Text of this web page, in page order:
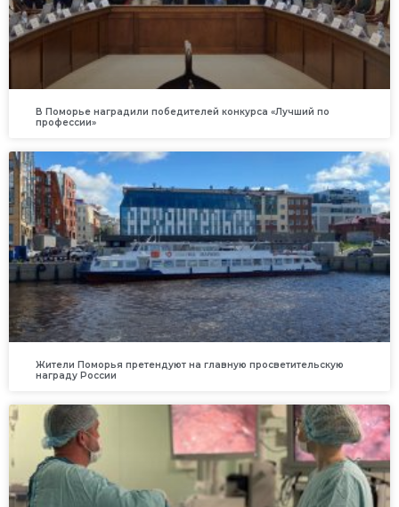
В Поморье наградили победителей конкурса «Лучший по
профессии»
Жители Поморья претендуют на главную просветительскую
награду России